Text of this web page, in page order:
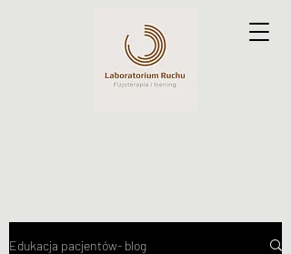
Edukacja pacjentów- blog